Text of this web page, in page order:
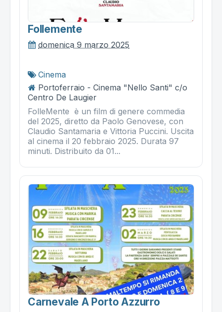
Follemente
domenica 9 marzo 2025
Cinema
Portoferraio - Cinema "Nello Santi" c/o
Centro De Laugier
FolleMente è un film di genere commedia
del 2025, diretto da Paolo Genovese, con
Claudio Santamaria e Vittoria Puccini. Uscita
al cinema il 20 febbraio 2025. Durata 97
minuti. Distribuito da 01...
Carnevale A Porto Azzurro